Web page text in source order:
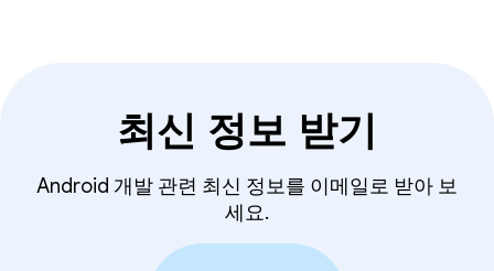
최신 정보 받기
Android 개발 관련 최신 정보를 이메일로 받아 보
세요.